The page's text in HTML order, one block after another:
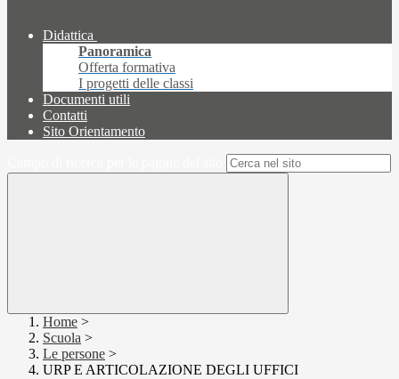
Didattica
Panoramica
Offerta formativa
I progetti delle classi
Documenti utili
Contatti
Sito Orientamento
Home >
Scuola >
Le persone >
URP E ARTICOLAZIONE DEGLI UFFICI